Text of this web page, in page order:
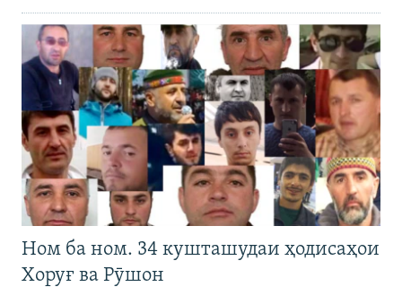
Ном ба ном. 34 кушташудаи ҳодисаҳои
Хоруғ ва Рӯшон